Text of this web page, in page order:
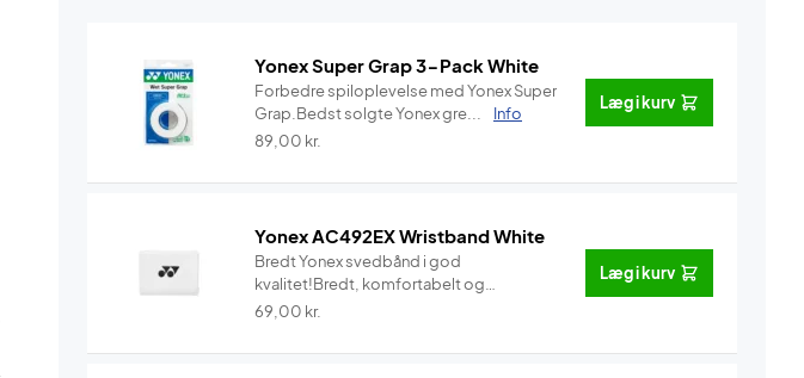
Yonex Super Grap 3-Pack White
Forbedre spiloplevelse med Yonex Super
Grap.Bedst solgte Yonex gre...
Info
89,00 kr.
Læg i kurv
Yonex AC492EX Wristband White
Bredt Yonex svedbånd i god
kvalitet!Bredt, komfortabelt og
svedab...
69,00 kr.
Læg i kurv